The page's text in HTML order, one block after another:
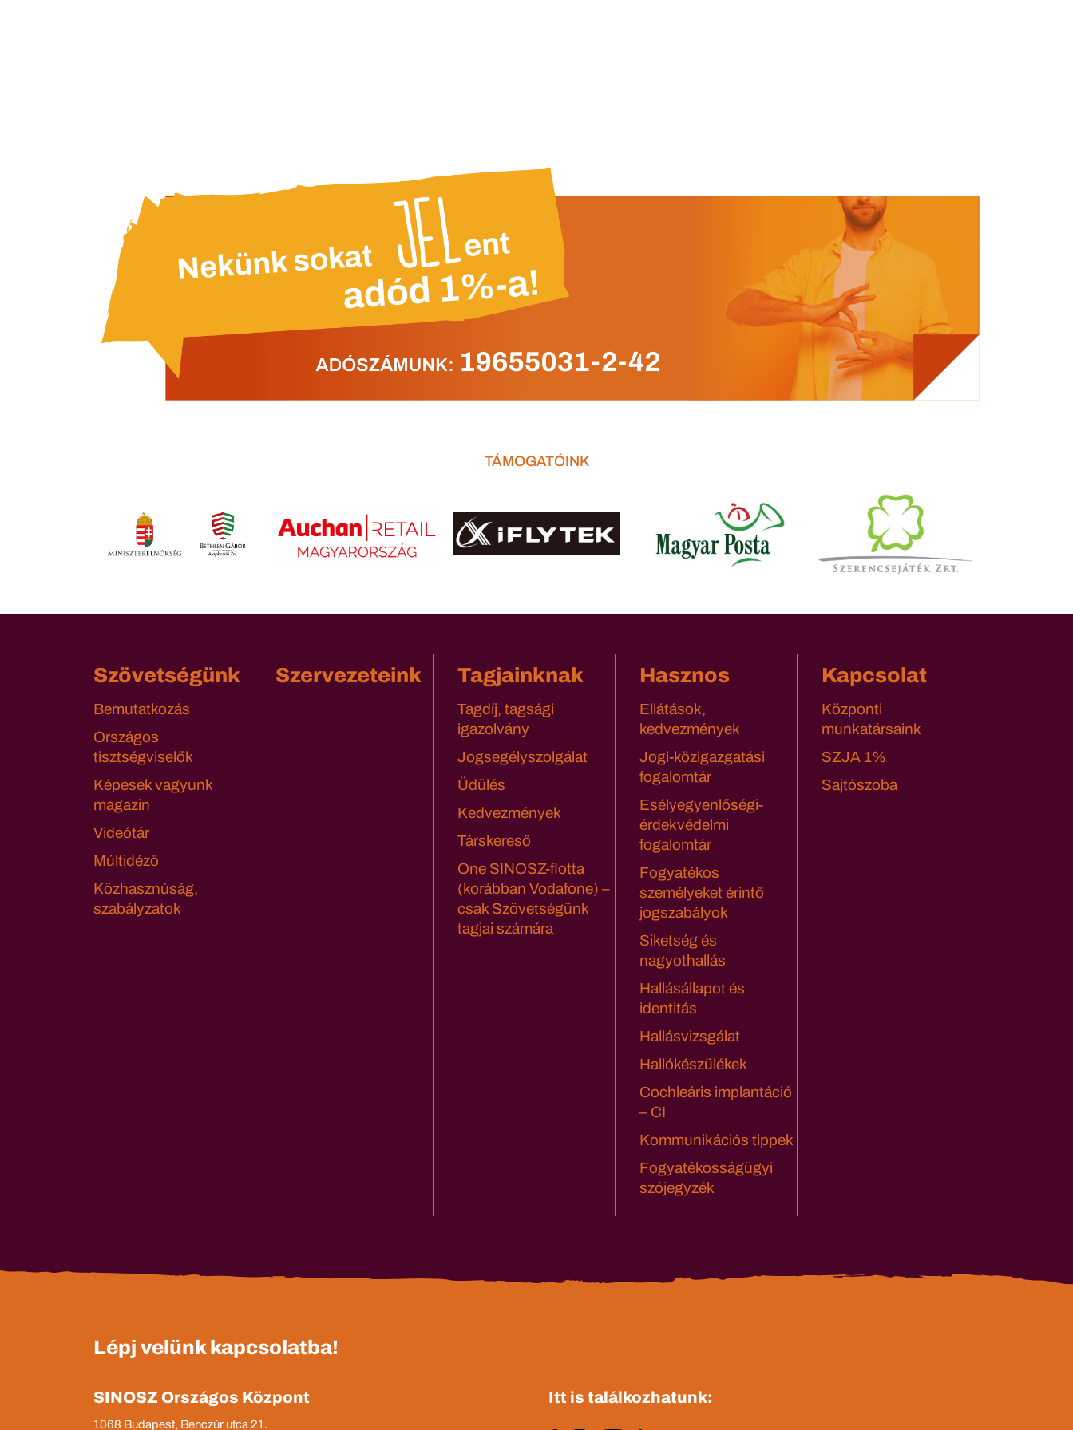
TÁMOGATÓINK
Szövetségünk
Bemutatkozás
Országos
tisztségviselők
Képesek vagyunk
magazin
Videótár
Múltidéző
Közhasznúság,
szabályzatok
Szervezeteink Tagjainknak
Tagdíj, tagsági
igazolvány
Jogsegélyszolgálat
Üdülés
Kedvezmények
Társkereső
One SINOSZ-flotta
(korábban Vodafone) –
csak Szövetségünk
tagjai számára
Hasznos
Ellátások,
kedvezmények
Jogi-közigazgatási
fogalomtár
Esélyegyenlőségi-
érdekvédelmi
fogalomtár
Fogyatékos
személyeket érintő
jogszabályok
Siketség és
nagyothallás
Hallásállapot és
identitás
Hallásvizsgálat
Hallókészülékek
Cochleáris implantáció
– CI
Kommunikációs tippek
Fogyatékosságügyi
szójegyzék
Kapcsolat
Központi
munkatársaink
SZJA 1%
Sajtószoba
Lépj velünk kapcsolatba!
SINOSZ Országos Központ
1068 Budapest, Benczúr utca 21.
Itt is találkozhatunk: